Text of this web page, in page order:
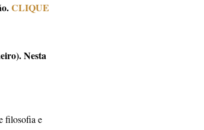
CLIQUE
Nesta
filosofia e